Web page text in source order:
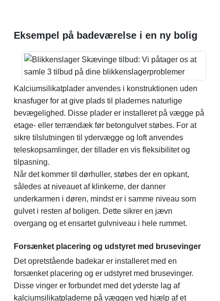
Eksempel på badeværelse i en ny bolig
Kalciumsilikatplader anvendes i konstruktionen uden
knasfuger for at give plads til pladernes naturlige
bevægelighed. Disse plader er installeret på vægge på
etage- eller terrændæk før betongulvet støbes. For at
sikre tilslutningen til ydervægge og loft anvendes
teleskopsamlinger, der tillader en vis fleksibilitet og
tilpasning.
Når det kommer til dørhuller, støbes der en opkant,
således at niveauet af klinkerne, der danner
underkarmen i døren, mindst er i samme niveau som
gulvet i resten af boligen. Dette sikrer en jævn
overgang og et ensartet gulvniveau i hele rummet.
Forsænket placering og udstyret med brusevinger
Det opretstående badekar er installeret med en
forsænket placering og er udstyret med brusevinger.
Disse vinger er forbundet med det yderste lag af
kalciumsilikatpladerne på væggen ved hjælp af et